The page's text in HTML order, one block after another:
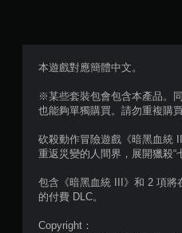
本遊戲對應簡體中文。
※某些套裝包會包含本產品。
也能夠單獨購買。請勿重複購買
砍殺動作冒險遊戲《暗黑血統
重返災變的人間界，展開獵殺“
包含《暗黑血統 III》和 2 項
的付費 DLC。
Copyright：